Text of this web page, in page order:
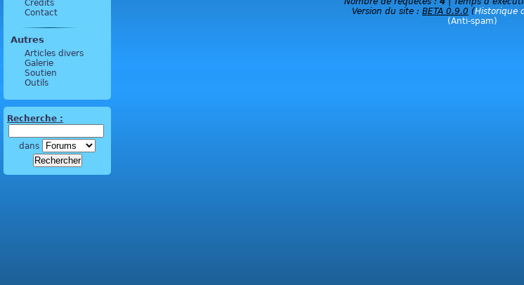
Crédits
Contact
Autres
Articles divers
Galerie
Soutien
Outils
Recherche :
dans
Version du site : BETA 0.9.0 (Historique
(Anti-spam)